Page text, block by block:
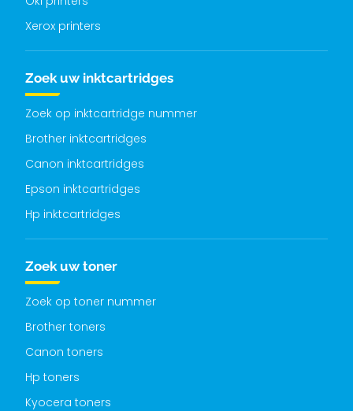
Xerox printers
Zoek uw inktcartridges
Zoek op inktcartridge nummer
Brother inktcartridges
Canon inktcartridges
Epson inktcartridges
Hp inktcartridges
Zoek uw toner
Zoek op toner nummer
Brother toners
Canon toners
Hp toners
Kyocera toners